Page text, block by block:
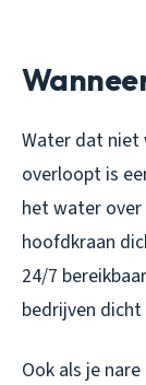
Water dat niet
overloopt is
het water
hoofdkraan
24/7
bedrijven
Ook als je